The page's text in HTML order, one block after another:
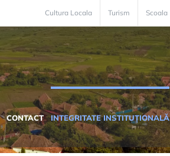
Cultura Locala Turism Scoala
CONTACT INTEGRITATE INSTITUȚIONALĂ